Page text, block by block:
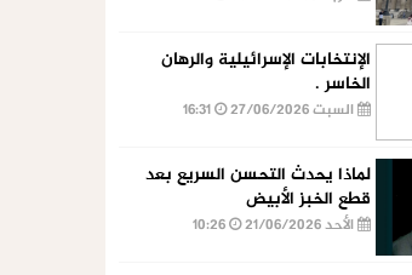
الإنتخابات الإسرائيلية والرهان
الخاسر .
السبت 27/06/2026
لماذا يحدث التحسن السريع بعد
قطع الخبز الأبيض
الأحد 21/06/2026